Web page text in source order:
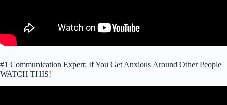
#1 Communication Expert: If You Get Anxious Around Other People
WATCH THIS!